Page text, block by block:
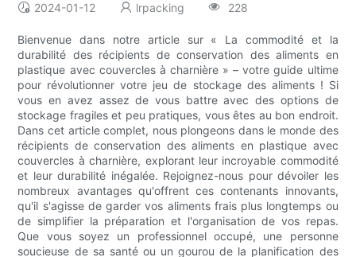
2024-01-12 lrpacking 228
Bienvenue dans notre article sur « La commodité et la
durabilité des récipients de conservation des aliments en
plastique avec couvercles à charnière » – votre guide ultime
pour révolutionner votre jeu de stockage des aliments ! Si
vous en avez assez de vous battre avec des options de
stockage fragiles et peu pratiques, vous êtes au bon endroit.
Dans cet article complet, nous plongeons dans le monde des
récipients de conservation des aliments en plastique avec
couvercles à charnière, explorant leur incroyable commodité
et leur durabilité inégalée. Rejoignez-nous pour dévoiler les
nombreux avantages qu'offrent ces contenants innovants,
qu'il s'agisse de garder vos aliments frais plus longtemps ou
de simplifier la préparation et l'organisation de vos repas.
Que vous soyez un professionnel occupé, une personne
soucieuse de sa santé ou un gourou de la planification des